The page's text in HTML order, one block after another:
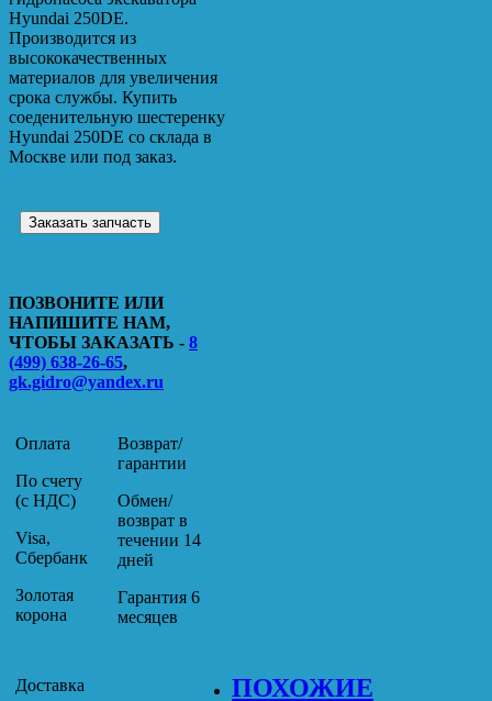
Hyundai 250DE.
Производится из
высококачественных
материалов для увеличения
срока службы. Купить
соеденительную шестеренку
Hyundai 250DE со склада в
Москве или под заказ.
Заказать запчасть
ПОЗВОНИТЕ ИЛИ
НАПИШИТЕ НАМ,
ЧТОБЫ ЗАКАЗАТЬ - 8
(499) 638-26-65,
gk.gidro@yandex.ru
Оплата
По счету
(с НДС)
Visa,
Сбербанк
Золотая
корона
Возврат/
гарантии
Обмен/
возврат в
течении 14
дней
Гарантия 6
месяцев
Доставка
ПОХОЖИЕ